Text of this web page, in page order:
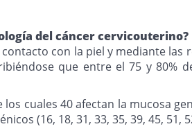
del cáncer cervicouterino?
con la piel y mediante
que entre el 75 y
cuales 40 afectan la mucosa
(16, 18, 31, 33, 35, 39, 45, 51,